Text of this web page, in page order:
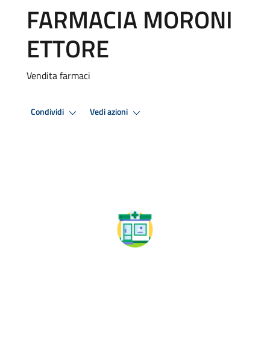
FARMACIA MORONI
ETTORE
Vendita farmaci
Condividi Vedi azioni